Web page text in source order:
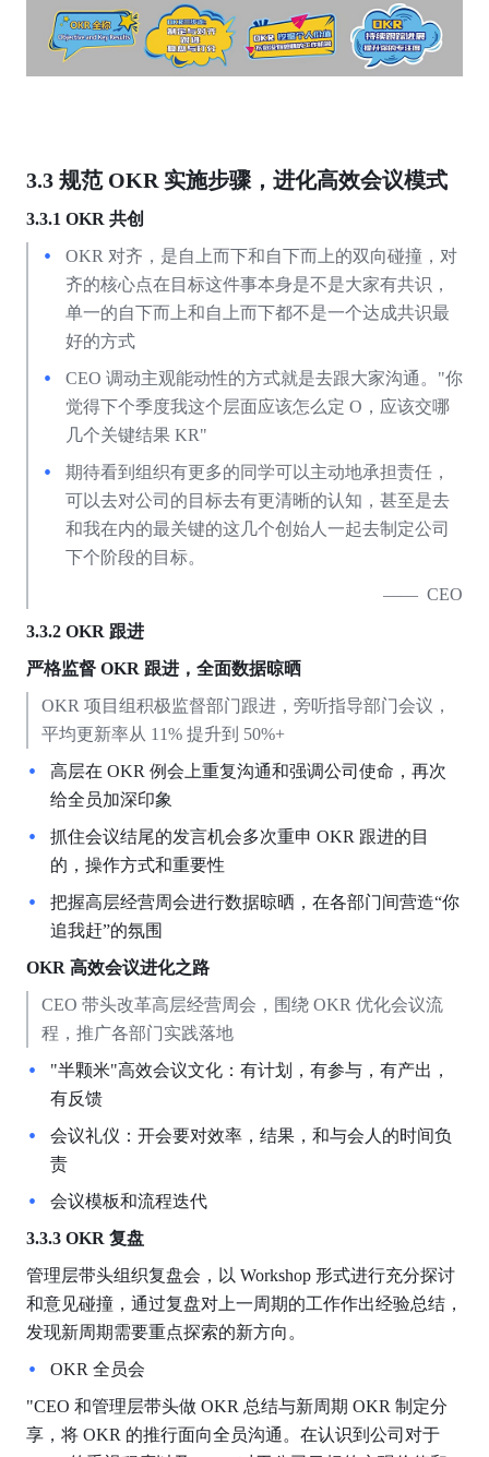
3.3 规范 OKR 实施步骤，进化高效会议模式
3.3.1 OKR 共创
OKR 对齐，是自上而下和自下而上的双向碰撞，对
齐的核心点在目标这件事本身是不是大家有共识，
单一的自下而上和自上而下都不是一个达成共识最
好的方式
CEO 调动主观能动性的方式就是去跟大家沟通。"你
觉得下个季度我这个层面应该怎么定 O，应该交哪
几个关键结果 KR"
期待看到组织有更多的同学可以主动地承担责任，
可以去对公司的目标去有更清晰的认知，甚至是去
和我在内的最关键的这几个创始人一起去制定公司
下个阶段的目标。
——  CEO
3.3.2 OKR 跟进
严格监督 OKR 跟进，全面数据晾晒
OKR 项目组积极监督部门跟进，旁听指导部门会议，
平均更新率从 11% 提升到 50%+
高层在 OKR 例会上重复沟通和强调公司使命，再次
给全员加深印象
抓住会议结尾的发言机会多次重申 OKR 跟进的目
的，操作方式和重要性
把握高层经营周会进行数据晾晒，在各部门间营造“你
追我赶”的氛围
OKR 高效会议进化之路
CEO 带头改革高层经营周会，围绕 OKR 优化会议流
程，推广各部门实践落地
"半颗米"高效会议文化：有计划，有参与，有产出，
有反馈
会议礼仪：开会要对效率，结果，和与会人的时间负
责
会议模板和流程迭代
3.3.3 OKR 复盘
管理层带头组织复盘会，以 Workshop 形式进行充分探讨
和意见碰撞，通过复盘对上一周期的工作作出经验总结，
发现新周期需要重点探索的新方向。
OKR 全员会
"CEO 和管理层带头做 OKR 总结与新周期 OKR 制定分
享，将 OKR 的推行面向全员沟通。在认识到公司对于